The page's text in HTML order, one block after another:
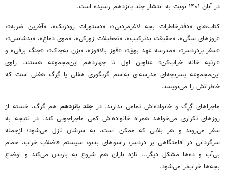
در آبان ۱۴۰۱ نوبت به انتشار جلد پانزدهم رسیده است.
کتاب‌های «دفترخاطرات بچه لاغرمردنی»، «دستورات رودریک»، «آخرین ضربه»،
«روزهای سگی»، «حقیقت بدترکیب»، «تعطیلات زورکی»، «موی دماغ»، «بدشانس»،
«سفر پردردسر»، «مدرسه عهد بوق»، «قوز بالاقوز»، «بزن به‌چاک»، «جنگ برفی» و
«ارثیه خانه خراب‌کن» عناوین اول تا چهاردهم این‌مجموعه هستند. راوی
این‌مجموعه پسربچه‌ای مدرسه‌ای به‌اسم گریگوری هفلی یا گِرِگ هفلی است که
خاطراتش را می‌نویسد.
ماجراهای گِرِگ و خانواده‌اش تمامی ندارند. درجلد پانزدهم هم گرگ، خسته از
روزهای تکراری می‌خواهد همراه خانواده‌اش کمی ماجراجویی کند. در نتیجه به
سفر می‌روند و هر بلایی که ممکن است، به سرشان نازل می‌شود؛ ازجمله
سرگردانی در اقامتگاهی پر دردسر، راسوهای بدبو، سیستم فاضلاب خراب، حمام
بی‌آب و ده‌ها مشکل دیگر... تازه باران هم شروع به باریدن می‌کند و اوضاع
بچه‌ها خراب‌تر می‌شود.